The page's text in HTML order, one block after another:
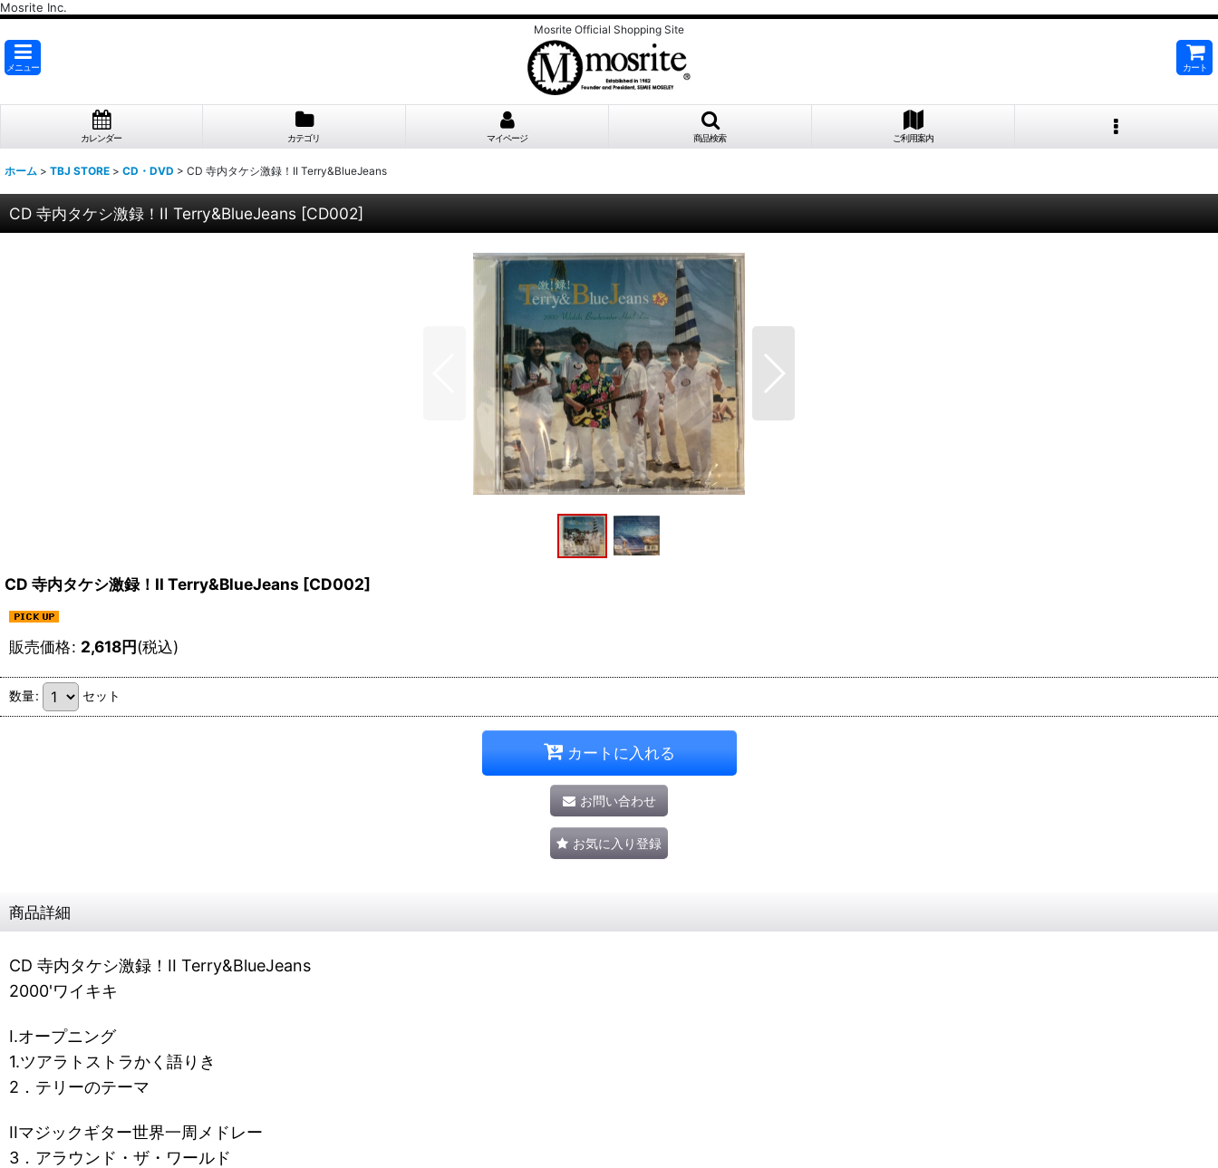
Mosrite Inc.
Mosrite Official Shopping Site
メニュー カート
カレンダー カテゴリ マイページ 商品検索 ご利用案内
ホーム > TBJ STORE > CD・DVD > CD 寺内タケシ激録！II Terry&BlueJeans
CD 寺内タケシ激録！II Terry&BlueJeans [CD002]
CD 寺内タケシ激録！II Terry&BlueJeans [CD002]
販売価格: 2,618円(税込)
数量: セット
カートに入れる
お問い合わせ
お気に入り登録
商品詳細
CD 寺内タケシ激録！II Terry&BlueJeans
2000'ワイキキ
I.オープニング
1.ツアラトストラかく語りき
2．テリーのテーマ
IIマジックギター世界一周メドレー
3．アラウンド・ザ・ワールド